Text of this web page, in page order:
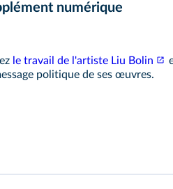
numérique
le travail de l'artiste Liu Bolin
politique de ses œuvres.